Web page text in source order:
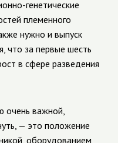
генетические
племенного
нужно и выпуск
что за первые шесть
в сфере разведения
очень важной,
— это положение
оборудованием